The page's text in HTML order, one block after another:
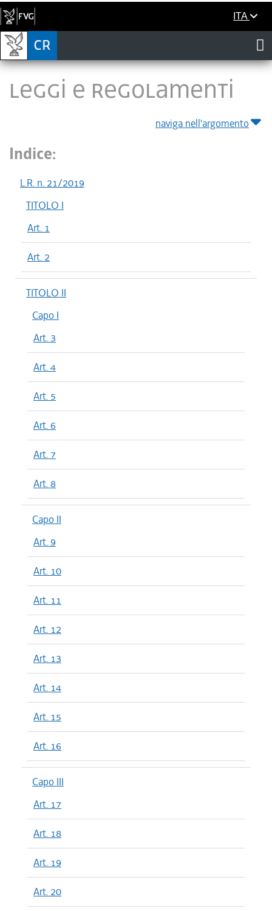
ITA
LEGGI E REGOLAMENTI
naviga nell'argomento
Indice:
L.R. n. 21/2019
TITOLO I
Art. 1
Art. 2
TITOLO II
Capo I
Art. 3
Art. 4
Art. 5
Art. 6
Art. 7
Art. 8
Capo II
Art. 9
Art. 10
Art. 11
Art. 12
Art. 13
Art. 14
Art. 15
Art. 16
Capo III
Art. 17
Art. 18
Art. 19
Art. 20